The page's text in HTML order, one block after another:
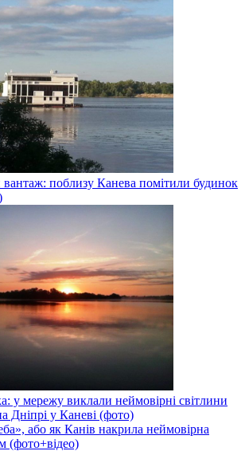
поблизу Канева помітили будинок
у мережу виклали неймовірні світлини
Дніпрі у Каневі (фото)
або як Канів накрила неймовірна
(фото+відео)